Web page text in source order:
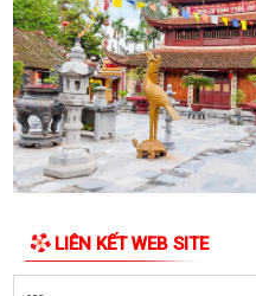
LIÊN KẾT WEB SITE